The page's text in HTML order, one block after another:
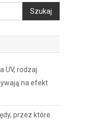
Szukaj
UV, rodzaj
na efekt
przez które